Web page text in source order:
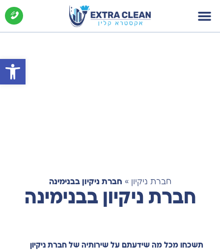
פתח
חברת ניקיון » חברת ניקיון בבנימינה
חברת ניקיון בבנימינה
תשכחו מכל מה שידעתם על שירותיה של חברת ניקיון